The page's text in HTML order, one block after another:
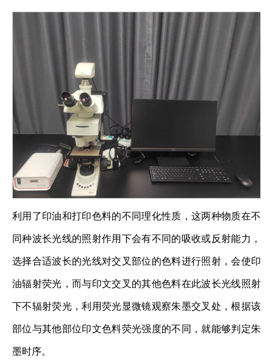
利用了印油和打印色料的不同理化性质，这两种物质在不
同种波长光线的照射作用下会有不同的吸收或反射能力，
选择合适波长的光线对交叉部位的色料进行照射，会使印
油辐射荧光，而与印文交叉的其他色料在此波长光线照射
下不辐射荧光，利用荧光显微镜观察朱墨交叉处，根据该
部位与其他部位印文色料荧光强度的不同，就能够判定朱
墨时序。